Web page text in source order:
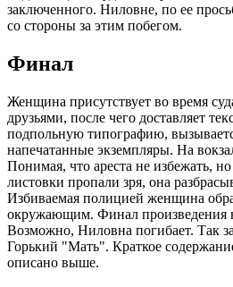
заключенного. Ниловне, по ее
со стороны за этим побегом.
Финал
Женщина присутствует во время
друзьями, после чего доставляет
подпольную типографию,
напечатанные экземпляры. На
Понимая, что ареста не избежать,
листовки пропали зря, она
Избиваемая полицией женщина
окружающим. Финал произведения
Возможно, Ниловна погибает. Так
Горький "Мать". Краткое
описано выше.